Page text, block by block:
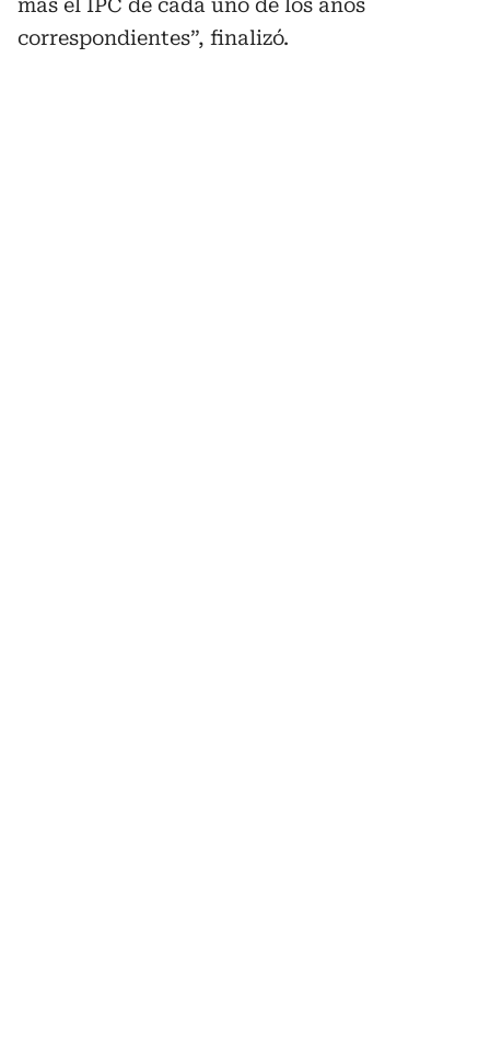
más el IPC de cada uno de los años
correspondientes”, finalizó.